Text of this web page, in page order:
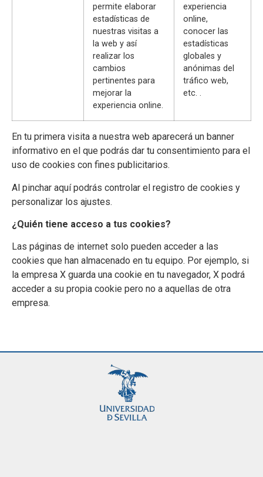
permite elaborar
estadísticas de
nuestras visitas a
la web y así
realizar los
cambios
pertinentes para
mejorar la
experiencia online.
experiencia
online,
conocer las
estadísticas
globales y
anónimas del
tráfico web,
etc. .
En tu primera visita a nuestra web aparecerá un banner
informativo en el que podrás dar tu consentimiento para el
uso de cookies con fines publicitarios.
Al pinchar aquí podrás controlar el registro de cookies y
personalizar los ajustes.
¿Quién tiene acceso a tus cookies?
Las páginas de internet solo pueden acceder a las
cookies que han almacenado en tu equipo. Por ejemplo, si
la empresa X guarda una cookie en tu navegador, X podrá
acceder a su propia cookie pero no a aquellas de otra
empresa.